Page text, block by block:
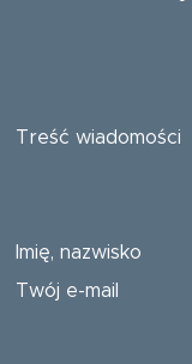
Treść wiadomości
Imię, nazwisko
Twój e-mail